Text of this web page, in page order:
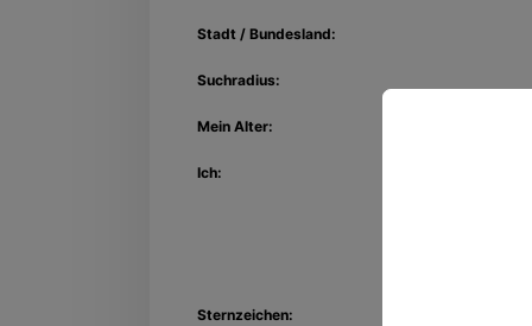
Stadt / Bundesland:
Suchradius:
Mein Alter:
Ich:
Sternzeichen: